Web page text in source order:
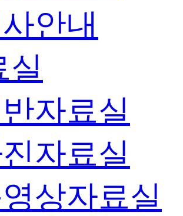
안내
실
자료실
자료실
상자료실